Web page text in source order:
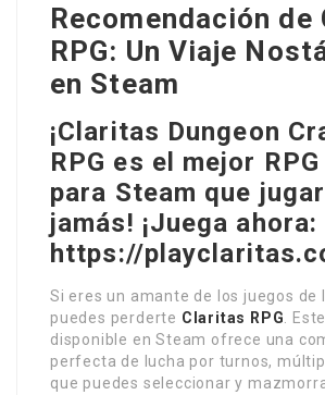
Recomendación de
RPG: Un Viaje
en Steam
¡Claritas Dungeon
RPG es el mejor
para Steam que
jamás! ¡Juega ahora:
https://
Si eres un amante de los juegos de
puedes perderte Claritas RPG .
disponible en Steam ofrece una
perfecta de lucha por turnos,
que puedes seleccionar y